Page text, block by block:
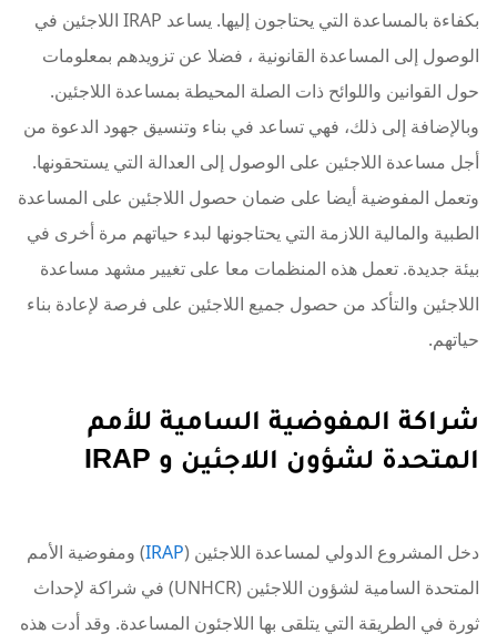
بكفاءة بالمساعدة التي يحتاجون إليها. يساعد IRAP اللاجئين في
الوصول إلى المساعدة القانونية ، فضلا عن تزويدهم بمعلومات
حول القوانين واللوائح ذات الصلة المحيطة بمساعدة اللاجئين.
وبالإضافة إلى ذلك، فهي تساعد في بناء وتنسيق جهود الدعوة من
أجل مساعدة اللاجئين على الوصول إلى العدالة التي يستحقونها.
وتعمل المفوضية أيضا على ضمان حصول اللاجئين على المساعدة
الطبية والمالية اللازمة التي يحتاجونها لبدء حياتهم مرة أخرى في
بيئة جديدة. تعمل هذه المنظمات معا على تغيير مشهد مساعدة
اللاجئين والتأكد من حصول جميع اللاجئين على فرصة لإعادة بناء
حياتهم.
شراكة المفوضية السامية للأمم
المتحدة لشؤون اللاجئين و IRAP
دخل المشروع الدولي لمساعدة اللاجئين (IRAP) ومفوضية الأمم
المتحدة السامية لشؤون اللاجئين (UNHCR) في شراكة لإحداث
ثورة في الطريقة التي يتلقى بها اللاجئون المساعدة. وقد أدت هذه